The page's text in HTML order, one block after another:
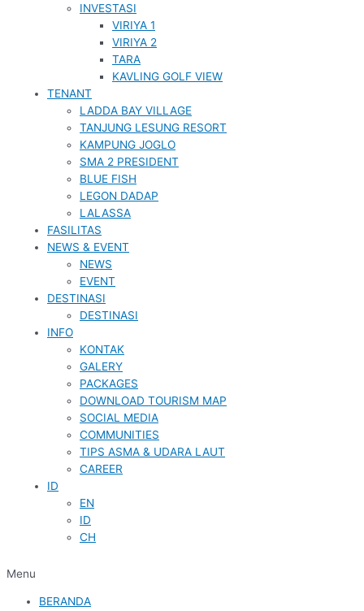
INVESTASI
VIRIYA 1
VIRIYA 2
TARA
KAVLING GOLF VIEW
TENANT
LADDA BAY VILLAGE
TANJUNG LESUNG RESORT
KAMPUNG JOGLO
SMA 2 PRESIDENT
BLUE FISH
LEGON DADAP
LALASSA
FASILITAS
NEWS & EVENT
NEWS
EVENT
DESTINASI
DESTINASI
INFO
KONTAK
GALERY
PACKAGES
DOWNLOAD TOURISM MAP
SOCIAL MEDIA
COMMUNITIES
TIPS ASMA & UDARA LAUT
CAREER
ID
EN
ID
CH
Menu
BERANDA